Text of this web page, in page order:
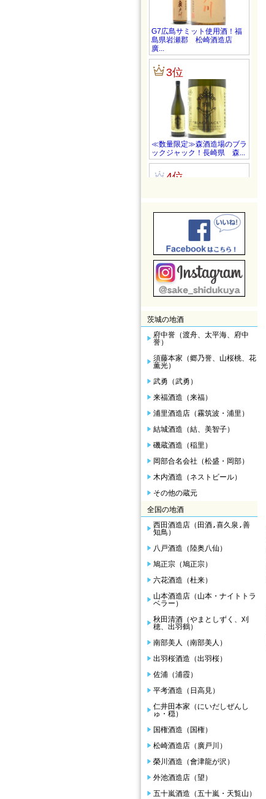
茨城の地酒
府中誉（渡舟、太平海、府中
誉）
須藤本家（郷乃誉、山桜桃、花
薫光）
武勇（武勇）
来福酒造（来福）
浦里酒造店（霧筑波・浦里）
結城酒造（結、美智子）
磯蔵酒造（稲里）
岡部合名会社（松盛・岡部）
木内酒造（ネストビール）
その他の蔵元
全国の地酒
西田酒造店（田酒,喜久泉,善
知鳥）
八戸酒造（陸奥八仙）
鳩正宗（鳩正宗）
六花酒造（杜来）
山本酒造店（山本・ナイトトラ
ベラー）
秋田清酒（やまとしずく、刈
穂、出羽鶴）
南部美人（南部美人）
出羽桜酒造（出羽桜）
佐浦（浦霞）
平考酒造（日高見）
仁井田本家（にいだしぜんし
ゅ・穏）
国権酒造（国権）
松崎酒造店（廣戸川）
榮川酒造（會津龍が沢）
外池酒造店（望）
五十嵐酒造（五十嵐・天覧山）